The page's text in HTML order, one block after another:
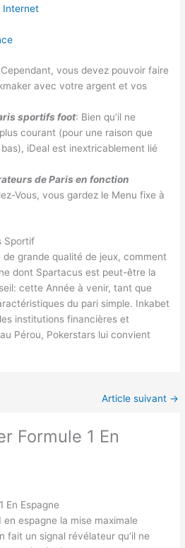
Internet
vous devez pouvoir faire
avec votre argent et vos
sportifs foot: Bien qu’il ne
courant (pour une raison que
bas), iDeal est inextricablement lié
de Paris en fonction
Vous, vous gardez le Menu fixe à
Sportif
grande qualité de jeux, comment
dont Spartacus est peut-être la
cette Année à venir, tant que
du pari simple. Inkabet
institutions financières et
Pérou, Pokerstars lui convient
Article suivant →
Formule 1 En
En Espagne
espagne la mise maximale
fait un signal révélateur qu’il ne